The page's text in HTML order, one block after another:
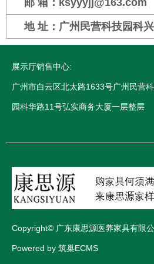
邮 箱：ksyyyjj@163.com
地 址：广州民营科技园科
展示厅销售中心:
广州市白云区北太路1633号广州民营
园科华路11号弘实商务大厦一层整层
Copyright© 广东康思源医养家具有限
Powered by 筑巢ECMS